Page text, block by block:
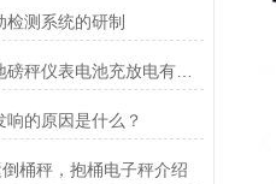
检测系统的研制
温度对电子地磅秤仪表电池充放电有什么影响？
响的原因是什么？
桶秤，抱桶电子秤介绍